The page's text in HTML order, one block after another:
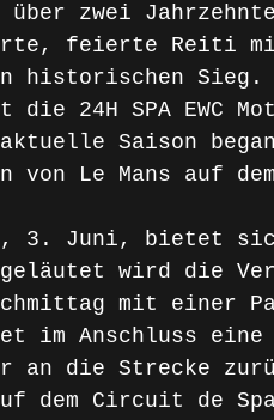
über zwei
feierte Reiti mit
historischen Sieg.
die 24H SPA EWC
Saison
von Le Mans auf
3. Juni, bietet
wird die
mit einer
im Anschluss eine
an die Strecke
dem Circuit de